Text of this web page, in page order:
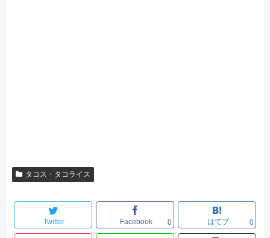
タコス・タコライス
Twitter Facebook 0 はてブ 0